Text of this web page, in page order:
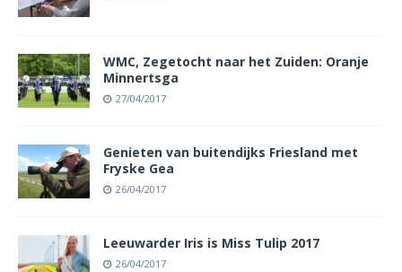
WMC, Zegetocht naar het Zuiden: Oranje
Minnertsga
27/04/2017
Genieten van buitendijks Friesland met
Fryske Gea
26/04/2017
Leeuwarder Iris is Miss Tulip 2017
26/04/2017